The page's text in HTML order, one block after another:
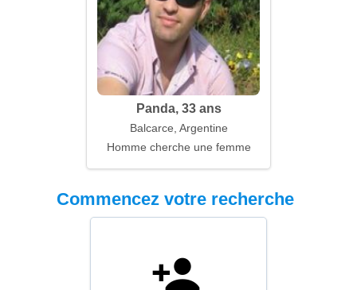
Panda, 33 ans
Balcarce, Argentine
Homme cherche une femme
Commencez votre recherche